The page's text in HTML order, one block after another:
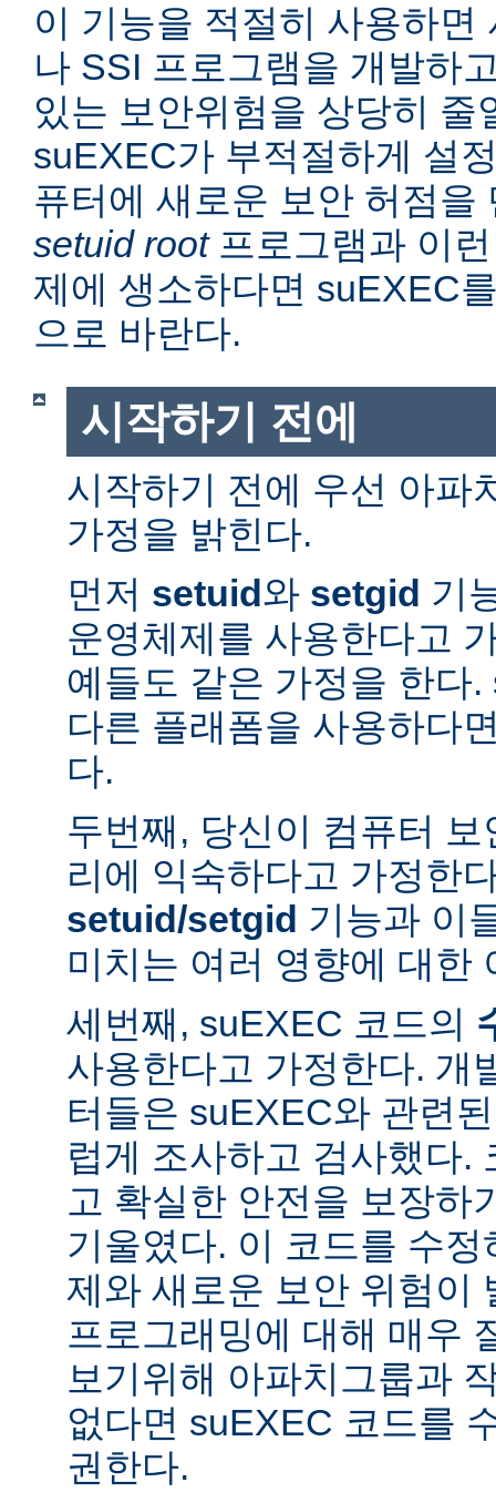
이 기능을 적절히 사용하면
나 SSI 프로그램을 개발하
있는 보안위험을 상당히 줄
suEXEC가 부적절하게 설
퓨터에 새로운 보안 허점을
setuid root프로그램과 이
제에 생소하다면 suEXEC
으로 바란다.
시작하기 전에
시작하기 전에 우선 아파
가정을 밝힌다.
먼저 setuid와 setgid 기
운영체제를 사용한다고
예들도 같은 가정을 한다
다른 플래폼을 사용하다
다.
두번째, 당신이 컴퓨터
리에 익숙하다고 가정한
setuid/setgid 기능과 이
미치는 여러 영향에 대한
세번째, suEXEC 코드의
사용한다고 가정한다. 개
터들은 suEXEC와 관련
럽게 조사하고 검사했다.
고 확실한 안전을 보장하
기울였다. 이 코드를 수
제와 새로운 보안 위험이
프로그래밍에 대해 매우
보기위해 아파치그룹과
없다면 suEXEC 코드를
권한다.